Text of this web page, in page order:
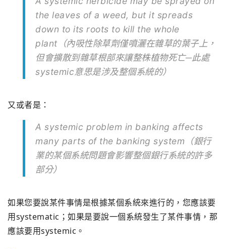
the leaves of a weed, but it spreads
down to its roots to kill the whole
plant（內吸性除草劑僅噴灑在雜草的葉子上，
但會擴散到雜草根部來讓整株植物死亡─此處
systemic意思是涉及整個系統的）
又或者是：
A systemic problem in banking affects
many parts of the banking system（銀行
業的某個系統問題會影響整個銀行系統的許多
部分）
如果您要說某件事情是根據某個系統來進行的， 您應該要
用systematic； 如果是要說一個系統發生了某件事情， 那
應該要用systemic。